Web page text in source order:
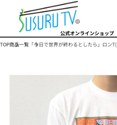
ンツに
進む
公式オンラインショップ
TOP商品一覧 「今日で世界が終わるとしたら」ロン
商品情